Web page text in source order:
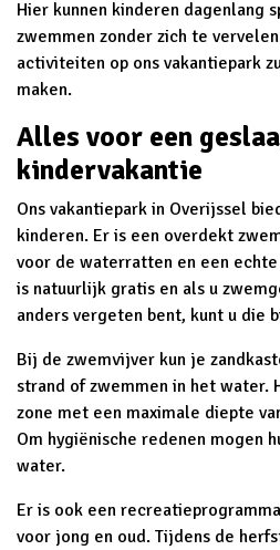
Hier kunnen kinderen dagenlang
zwemmen zonder zich te
activiteiten op ons vakantiepark
maken.
Alles voor een
kindervakantie
Ons vakantiepark in Overijssel
kinderen. Er is een overdekt
voor de waterratten en een
is natuurlijk gratis en als u
anders vergeten bent, kunt u die
Bij de zwemvijver kun je
strand of zwemmen in het water.
zone met een maximale diepte
Om hygiënische redenen mogen
water.
Er is ook een
voor jong en oud. Tijdens de